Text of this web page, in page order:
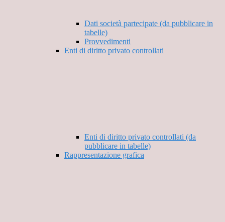
Dati società partecipate (da pubblicare in
tabelle)
Provvedimenti
Enti di diritto privato controllati
Enti di diritto privato controllati (da
pubblicare in tabelle)
Rappresentazione grafica